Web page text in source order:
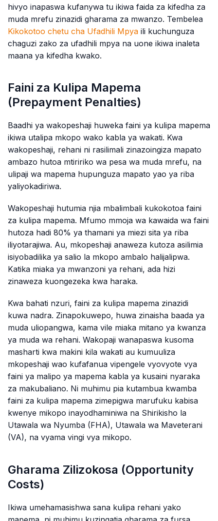
hivyo inapaswa kufanywa tu ikiwa faida za kifedha za
muda mrefu zinazidi gharama za mwanzo. Tembelea
Kikokotoo chetu cha Ufadhili Mpya ili kuchunguza
chaguzi zako za ufadhili mpya na uone ikiwa inaleta
maana ya kifedha kwako.
Faini za Kulipa Mapema
(Prepayment Penalties)
Baadhi ya wakopeshaji huweka faini ya kulipa mapema
ikiwa utalipa mkopo wako kabla ya wakati. Kwa
wakopeshaji, rehani ni rasilimali zinazoingiza mapato
ambazo hutoa mtiririko wa pesa wa muda mrefu, na
ulipaji wa mapema hupunguza mapato yao ya riba
yaliyokadiriwa.
Wakopeshaji hutumia njia mbalimbali kukokotoa faini
za kulipa mapema. Mfumo mmoja wa kawaida wa faini
hutoza hadi 80% ya thamani ya miezi sita ya riba
iliyotarajiwa. Au, mkopeshaji anaweza kutoza asilimia
isiyobadilika ya salio la mkopo ambalo halijalipwa.
Katika miaka ya mwanzoni ya rehani, ada hizi
zinaweza kuongezeka kwa haraka.
Kwa bahati nzuri, faini za kulipa mapema zinazidi
kuwa nadra. Zinapokuwepo, huwa zinaisha baada ya
muda uliopangwa, kama vile miaka mitano ya kwanza
ya muda wa rehani. Wakopaji wanapaswa kusoma
masharti kwa makini kila wakati au kumuuliza
mkopeshaji wao kufafanua vipengele vyovyote vya
faini ya malipo ya mapema kabla ya kusaini nyaraka
za makubaliano. Ni muhimu pia kutambua kwamba
faini za kulipa mapema zimepigwa marufuku kabisa
kwenye mikopo inayodhaminiwa na Shirikisho la
Utawala wa Nyumba (FHA), Utawala wa Maveterani
(VA), na vyama vingi vya mikopo.
Gharama Zilizokosa (Opportunity
Costs)
Ikiwa umehamasishwa sana kulipa rehani yako